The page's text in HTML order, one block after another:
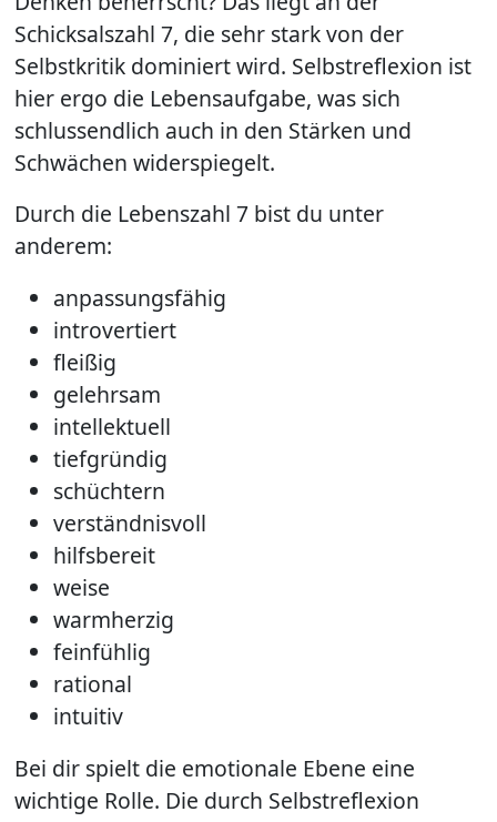
Schicksalszahl 7, die sehr stark von der
Selbstkritik dominiert wird. Selbstreflexion ist
hier ergo die Lebensaufgabe, was sich
schlussendlich auch in den Stärken und
Schwächen widerspiegelt.
Durch die Lebenszahl 7 bist du unter
anderem:
anpassungsfähig
introvertiert
fleißig
gelehrsam
intellektuell
tiefgründig
schüchtern
verständnisvoll
hilfsbereit
weise
warmherzig
feinfühlig
rational
intuitiv
Bei dir spielt die emotionale Ebene eine
wichtige Rolle. Die durch Selbstreflexion